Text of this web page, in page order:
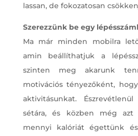
lassan, de fokozatosan
Szerezzünk be egy
Ma már minden mobilra
amin beállíthatjuk a
szinten meg akarunk
motivációs tényezőként,
aktivitásunkat.
sétára, és közben még azt
mennyi kalóriát égettünk